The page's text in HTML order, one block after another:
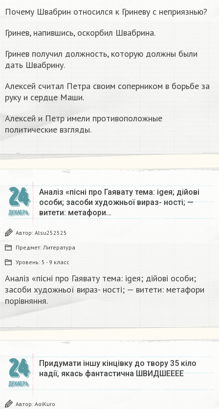
Почему Швабрин относился к Гриневу с неприязнью?
Гринев, напившись, оскорбил Швабрина.
Гринев получил должность, которую должны были
дать Швабрину.
Алексей считал Петра своим соперником в борьбе за
руку и сердце Маши.
Алексей и Петр имели противоположные
политические взгляды.
24
ДЕКАБРЬ
Аналіз «пісні про Гаявату тема: igeя; дійові
особи; засоби художньої вираз- ності; —
витети: метафори…
Автор: Alsu252525
Предмет: Литература
Уровень: 5 - 9 класс
Аналіз «пісні про Гаявату тема: igeя; дійові особи;
засоби художньої вираз- ності; — витети: метафори
порівняння.​
24
ДЕКАБРЬ
Придумати іншу кінцівку до твору 35 кіло
надії, якась фантастична​ ШВИДШЕЕЕЕ
Автор: AoiKuro